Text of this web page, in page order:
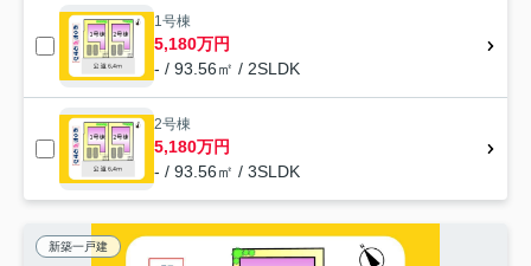
1号棟
5,180万円
- / 93.56㎡ / 2SLDK
2号棟
5,180万円
- / 93.56㎡ / 3SLDK
新築一戸建